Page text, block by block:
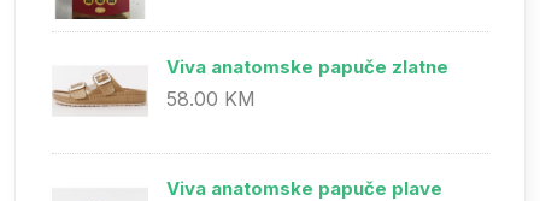
Viva anatomske papuče zlatne
58.00 KM
Viva anatomske papuče plave